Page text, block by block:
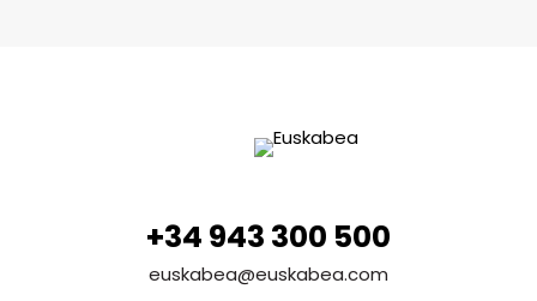
+34 943 300 500
euskabea@euskabea.com